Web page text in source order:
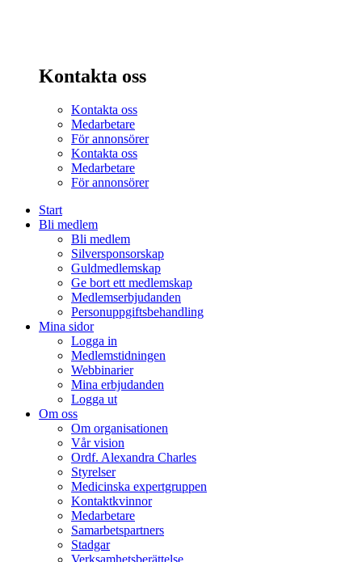
Kontakta oss
Kontakta oss
Medarbetare
För annonsörer
Kontakta oss
Medarbetare
För annonsörer
Start
Bli medlem
Bli medlem
Silversponsorskap
Guldmedlemskap
Ge bort ett medlemskap
Medlemserbjudanden
Personuppgiftsbehandling
Mina sidor
Logga in
Medlemstidningen
Webbinarier
Mina erbjudanden
Logga ut
Om oss
Om organisationen
Vår vision
Ordf. Alexandra Charles
Styrelser
Medicinska expertgruppen
Kontaktkvinnor
Medarbetare
Samarbetspartners
Stadgar